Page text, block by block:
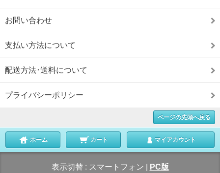
お問い合わせ
支払い方法について
配送方法･送料について
プライバシーポリシー
ページの先頭へ戻る
ホーム カート マイアカウント
表示切替 : スマートフォン PC版